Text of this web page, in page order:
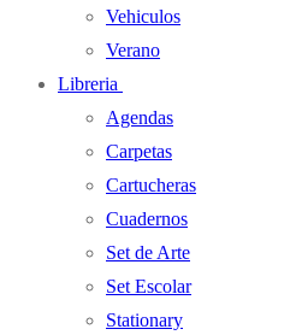
Vehiculos
Verano
Libreria
Agendas
Carpetas
Cartucheras
Cuadernos
Set de Arte
Set Escolar
Stationary